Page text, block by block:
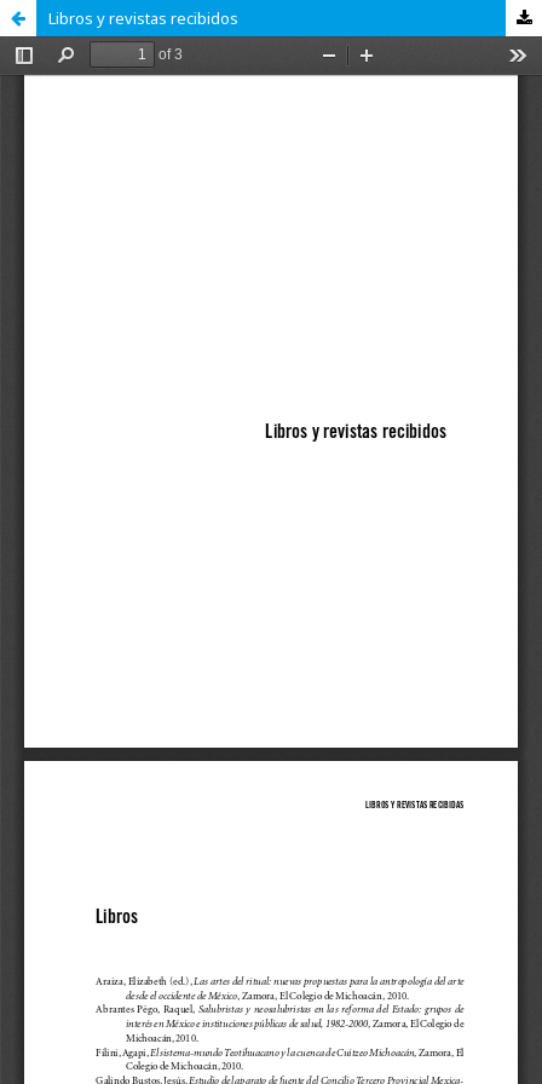
Libros y revistas recibidos